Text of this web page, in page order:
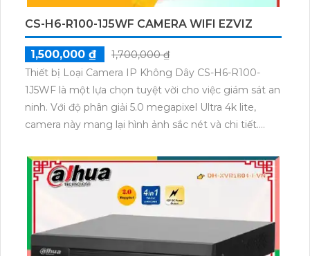
CS-H6-R100-1J5WF CAMERA WIFI EZVIZ
1,500,000 ₫
1,700,000 ₫
Thiết bị Loại Camera IP Không Dây CS-H6-R100-
1J5WF là một lựa chọn tuyệt vời cho việc giám sát an
ninh. Với độ phân giải 5.0 megapixel Ultra 4k lite,
camera này mang lại hình ảnh sắc nét và chi tiết.
công nghệ tiên tiến. Đặc biệt, camera này có tính
năng Hồng Ngoại SMD, cho phép xem ban đêm rõ
ràng trong khoảng cách 10m. Với khả năng xoay 360
độ, nó rất thích hợp để lắp đặt ở những không gian
rộng. Điều đáng chú ý là camera IP Wifi này không
bị giảm chất lượng dù kết nối không dây. Nó còn tích